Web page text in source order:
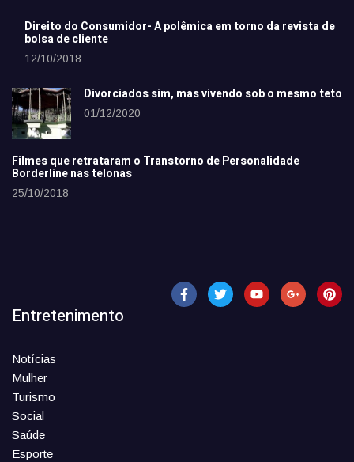
Direito do Consumidor- A polêmica em torno da revista de
bolsa de cliente
12/10/2018
Divorciados sim, mas vivendo sob o mesmo teto
01/12/2020
Filmes que retrataram o Transtorno de Personalidade
Borderline nas telonas
25/10/2018
Entretenimento
Notícias
Mulher
Turismo
Social
Saúde
Esporte